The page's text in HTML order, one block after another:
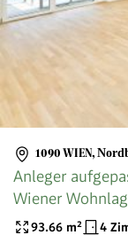
1090 WIEN,
Anleger
Wiener
93.66 m² 4